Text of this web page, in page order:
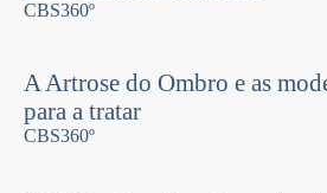
CBS360º
A Artrose do Ombro e as
para a tratar
CBS360º